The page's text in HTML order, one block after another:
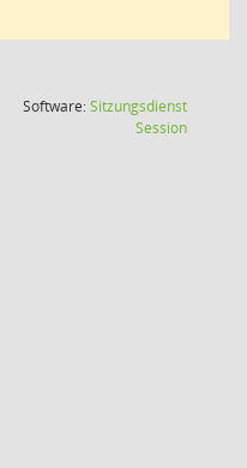
Software:Sitzungsdienst
Session(Wird in